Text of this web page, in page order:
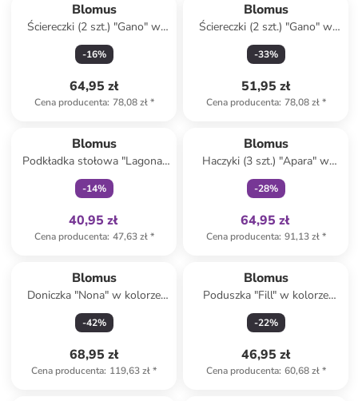
Blomus
Ściereczki (2 szt.) "Gano" w
kolorze beżowo-szarym do
naczyń - 25 x 25 cm
-16%
64,95 zł
Cena producenta: 78,08 zł*
Blomus
Ściereczki (2 szt.) "Gano" w
kolorze beżowo-kremowym
do naczyń - 25 x 25 cm
-33%
51,95 zł
Cena producenta: 78,08 zł*
Blomus
Podkładka stołowa "Lagona"
w kolorze beżowym - 36 x 48
cm
-14%
40,95 zł
Cena producenta: 47,63 zł*
Blomus
Haczyki (3 szt.) "Apara" w
kolorze srebrnym na drzwi -
wys. 13 cm
-28%
64,95 zł
Cena producenta: 91,13 zł*
Blomus
Doniczka "Nona" w kolorze
jasnoszarym na zioła - Ø 12,5
cm
-42%
68,95 zł
Cena producenta: 119,63 zł*
Blomus
Poduszka "Fill" w kolorze
białym - 45 x 45 cm
-22%
46,95 zł
Cena producenta: 60,68 zł*